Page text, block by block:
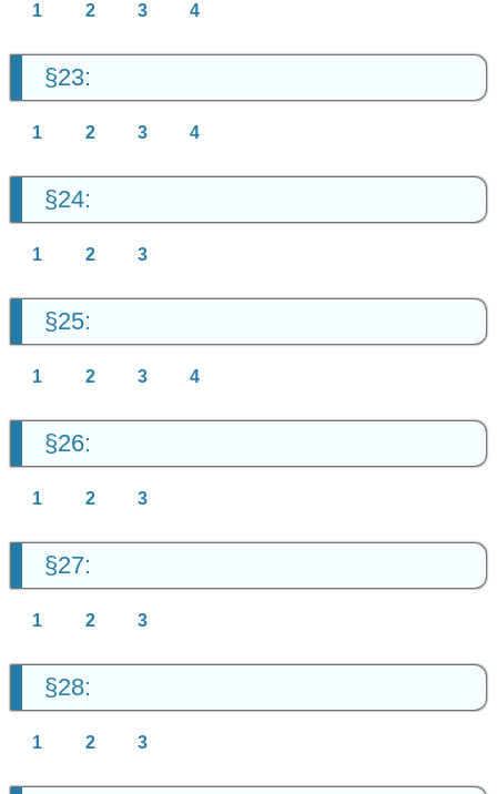
1 2 3 4
§23:
1 2 3 4
§24:
1 2 3
§25:
1 2 3 4
§26:
1 2 3
§27:
1 2 3
§28:
1 2 3